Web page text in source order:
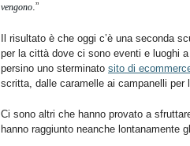
vengono.”
Il risultato è che oggi c’è una seconda
per la città dove ci sono eventi e luoghi
persino uno sterminato sito di
scritta, dalle caramelle ai campanelli per
Ci sono altri che hanno provato a
hanno raggiunto neanche lontanamente